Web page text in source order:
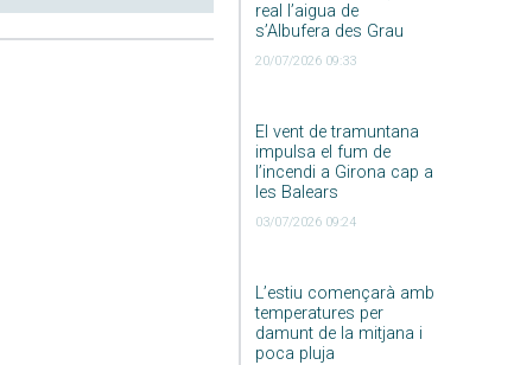
real l’aigua de
s’Albufera des Grau
20/07/2026 09:33
El vent de tramuntana
impulsa el fum de
l’incendi a Girona cap a
les Balears
03/07/2026 09:24
L’estiu començarà amb
temperatures per
damunt de la mitjana i
poca pluja